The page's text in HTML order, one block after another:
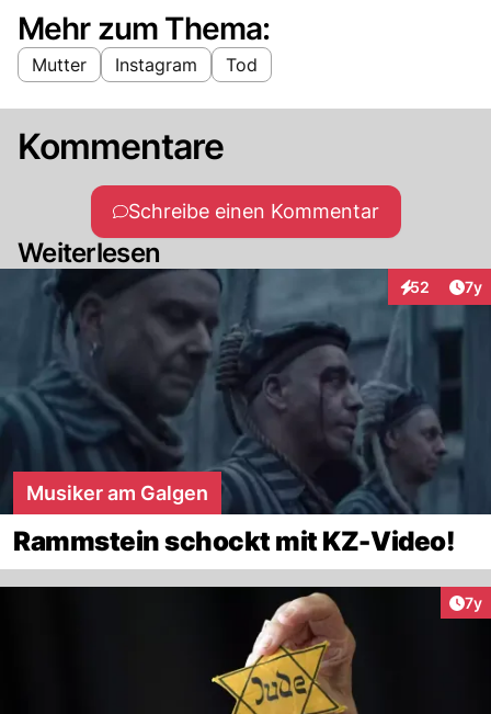
Mehr zum Thema:
Mutter Instagram Tod
Kommentare
Schreibe einen Kommentar
Weiterlesen
52
Interaktionen
7y
Musiker am Galgen
Rammstein schockt mit KZ-Video!
7y